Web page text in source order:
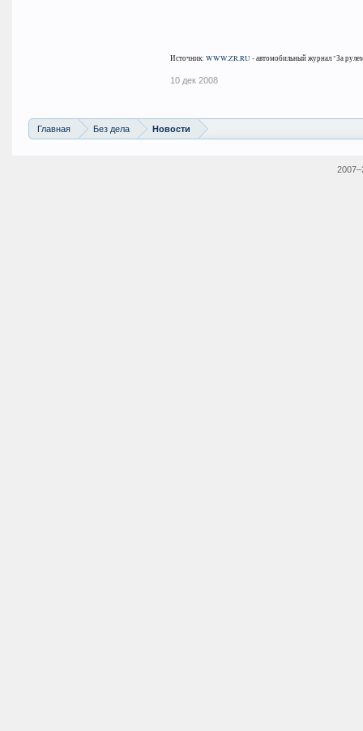
Источник: WWW.ZR.RU - автомобильный журнал "За
10 дек 2008
Главная Без дела Новости
2007–